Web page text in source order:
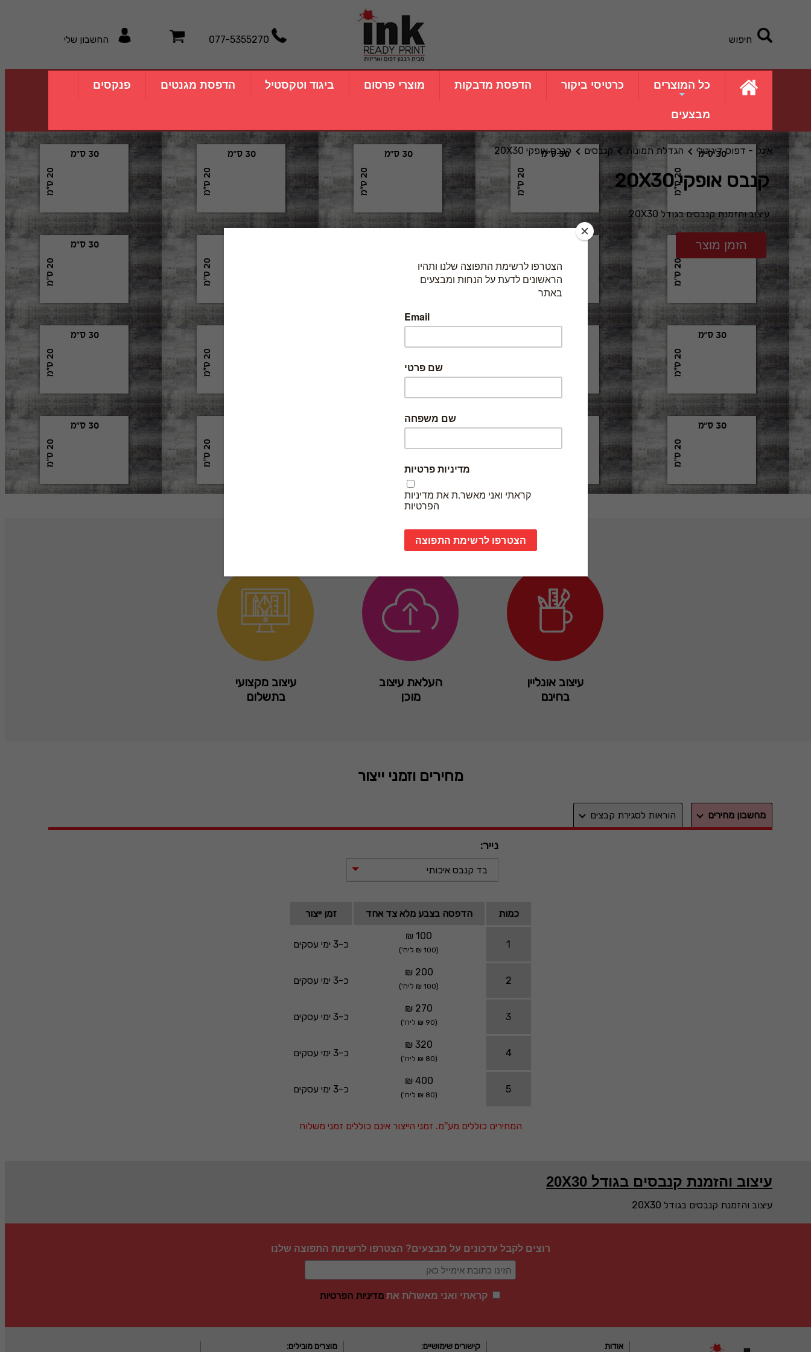
חיפוש 077-5355270 החשבון שלי
כל המוצרים כרטיסי ביקור הדפסת מדבקות מוצרי פרסום ביגוד וטקסטיל הדפסת מגנטים פנקסים
מבצעים
אינק - דפוס דיגיטלי הגדלת תמונות קנבסים קנבס אופקי 20X30
קנבס אופקי 20X30
עיצוב והזמנת קנבסים בגודל 20X30
הזמן מוצר
כדי להזמין, בחרו באחת האפשרויות הבאות:
עיצוב אונליין
בחינם
העלאת עיצוב
מוכן
עיצוב מקצועי
בתשלום
מחירים וזמני ייצור
מחשבון מחירים הוראות לסגירת קבצים
נייר:
בד קנבס איכותי
כמות הדפסה בצבע מלא צד אחד זמן ייצור
1
100 ₪
(100 ₪ ליח') כ-3 ימי עסקים
2
200 ₪
(100 ₪ ליח') כ-3 ימי עסקים
3
270 ₪
(90 ₪ ליח') כ-3 ימי עסקים
4
320 ₪
(80 ₪ ליח') כ-3 ימי עסקים
5
400 ₪
(80 ₪ ליח') כ-3 ימי עסקים
המחירים כוללים מע''מ. זמני הייצור אינם כוללים זמני משלוח
עיצוב והזמנת קנבסים בגודל 20X30
עיצוב והזמנת קנבסים בגודל 20X30
רוצים לקבל עדכונים על מבצעים? הצטרפו לרשימת התפוצה שלנו
קראתי ואני מאשר/ת אתמדיניות הפרטיות
אודות קישורים שימושיים: מוצרים מובילים: